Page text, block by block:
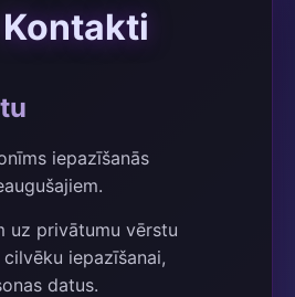
Kontakti
iepazīšanās
uz privātumu vērstu
iepazīšanai,
datus.